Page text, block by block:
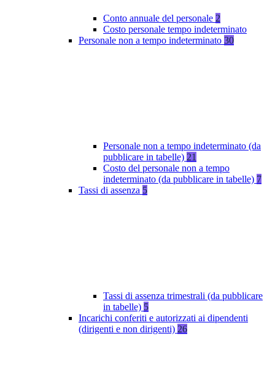
Conto annuale del personale 2
Costo personale tempo indeterminato
Personale non a tempo indeterminato 30
Personale non a tempo indeterminato (da
pubblicare in tabelle) 21
Costo del personale non a tempo
indeterminato (da pubblicare in tabelle) 7
Tassi di assenza 5
Tassi di assenza trimestrali (da pubblicare
in tabelle) 5
Incarichi conferiti e autorizzati ai dipendenti
(dirigenti e non dirigenti) 26